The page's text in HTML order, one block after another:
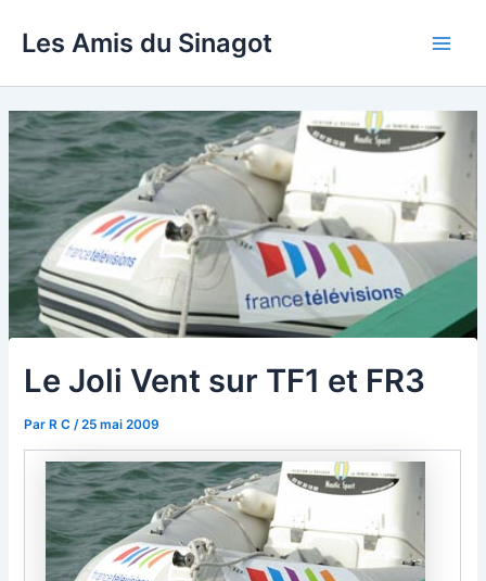
Les Amis du Sinagot
Le Joli Vent sur TF1 et FR3
ParR C /25 mai 2009